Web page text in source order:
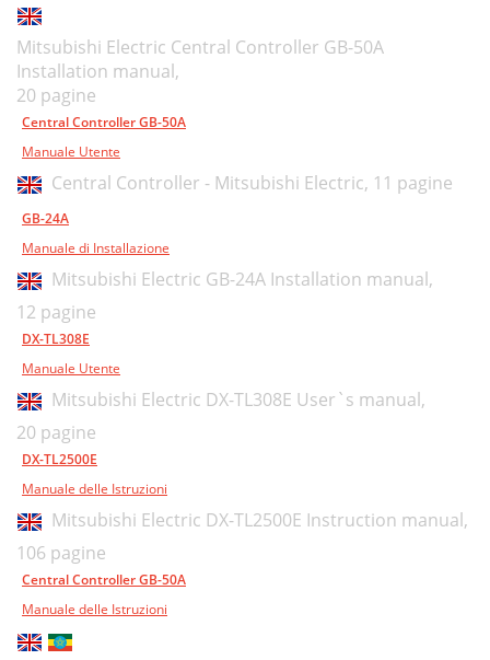
Mitsubishi Electric Central Controller GB-50A
Installation manual,
20 pagine
Central Controller GB-50A
Manuale Utente
Central Controller - Mitsubishi Electric, 11 pagine
GB-24A
Manuale di Installazione
Mitsubishi Electric GB-24A Installation manual,
12 pagine
DX-TL308E
Manuale Utente
Mitsubishi Electric DX-TL308E User`s manual,
20 pagine
DX-TL2500E
Manuale delle Istruzioni
Mitsubishi Electric DX-TL2500E Instruction manual,
106 pagine
Central Controller GB-50A
Manuale delle Istruzioni